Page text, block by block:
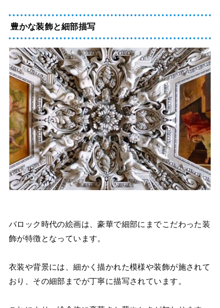
豊かな装飾と細部描写
バロック時代の絵画は、豪華で細部にまでこだわった装
飾が特徴となっています。
衣装や背景には、細かく描かれた模様や装飾が施されて
おり、その細部までが丁寧に描写されています。